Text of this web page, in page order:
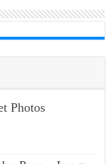
Photos